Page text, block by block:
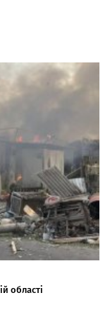
області